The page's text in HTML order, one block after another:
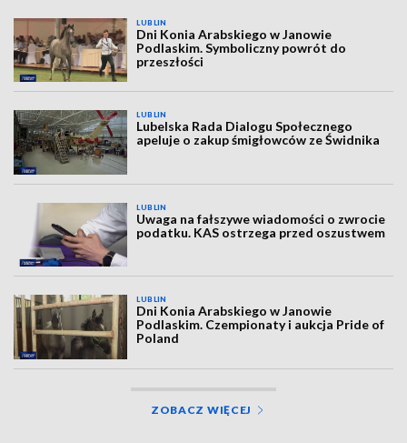
LUBLIN
Dni Konia Arabskiego w Janowie
Podlaskim. Symboliczny powrót do
przeszłości
LUBLIN
Lubelska Rada Dialogu Społecznego
apeluje o zakup śmigłowców ze Świdnika
LUBLIN
Uwaga na fałszywe wiadomości o zwrocie
podatku. KAS ostrzega przed oszustwem
LUBLIN
Dni Konia Arabskiego w Janowie
Podlaskim. Czempionaty i aukcja Pride of
Poland
ZOBACZ WIĘCEJ